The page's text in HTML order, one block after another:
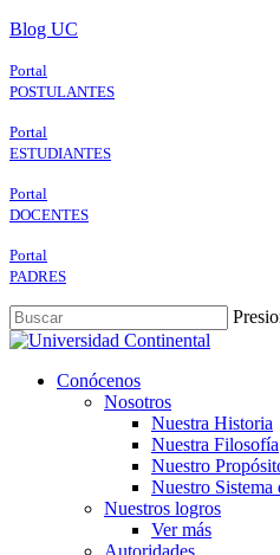
Skip
main
content
Blog UC
Portal
POSTULANTES
Portal
ESTUDIANTES
Portal
DOCENTES
Portal
PADRES
Close
search
Menu
Conócenos
Nosotros
Nuestra Historia
Nuestra Filosofía
Nuestro
Nuestro Sistema
Nuestros logros
Ver más
Autoridades